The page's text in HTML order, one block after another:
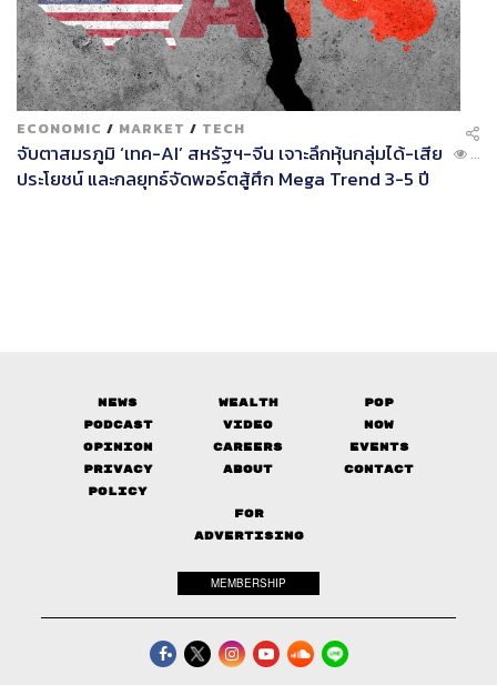
ECONOMIC / MARKET / TECH
จับตาสมรภูมิ ‘เทค-AI’ สหรัฐฯ-จีน เจาะลึกหุ้นกลุ่มได้-เสีย
ประโยชน์ และกลยุทธ์จัดพอร์ตสู้ศึก Mega Trend 3-5 ปี
...
News Wealth
Pop
Podcast
Video
Now
Opinion
Careers
Events
Privacy
Policy
About Contact
FOR
ADVERTISING
MEMBERSHIP